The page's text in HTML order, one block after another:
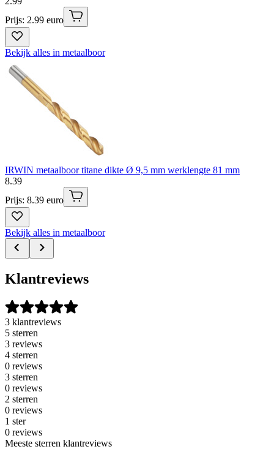
Prijs: 2.99 euro
Bekijk alles in metaalboor
IRWIN metaalboor titane dikte Ø 9,5 mm werklengte 81 mm
8.39
Prijs: 8.39 euro
Bekijk alles in metaalboor
Klantreviews
3 klantreviews
5 sterren
3 reviews
4 sterren
0 reviews
3 sterren
0 reviews
2 sterren
0 reviews
1 ster
0 reviews
Meeste sterren klantreviews